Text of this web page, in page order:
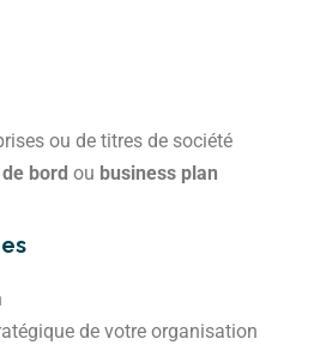
ou de titres de société
bord ou business plan
de votre organisation